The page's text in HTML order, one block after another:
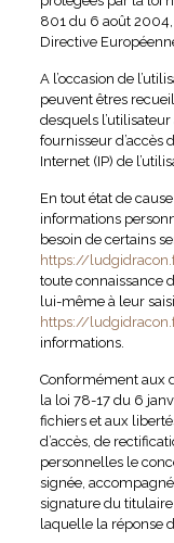
801 du 6 août 2004,
Directive
A l’occasion de
peuvent êtres
desquels
fournisseur d’accès
Internet (IP) de
En tout état de
informations
besoin de certains
https://
toute connaissance
lui-même à leur
https://
informations.
Conformément aux
la loi 78-17 du 6
fichiers et aux
d’accès, de
personnelles le
signée,
signature du titulaire
laquelle la réponse